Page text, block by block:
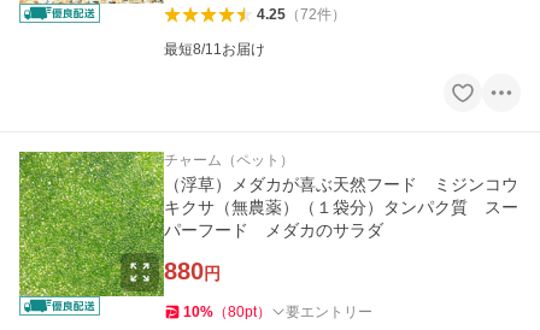
4.25（72件）
最短8/11お届け
チャーム（ペット）
（浮草）メダカが喜ぶ天然フード ミジンコウ
キクサ（無農薬）（１袋分）タンパク質 スー
パーフード メダカのサラダ
880円
10% （80pt） 要エントリー